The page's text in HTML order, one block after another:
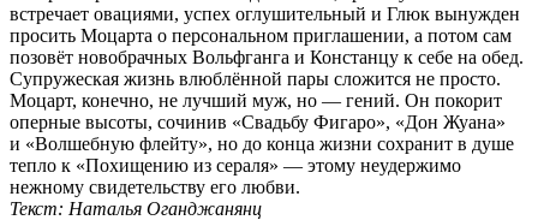
встречает овациями, успех оглушительный и Глюк вынужден
просить Моцарта о персональном приглашении, а потом сам
позовёт новобрачных Вольфганга и Констанцу к себе на обед.
Супружеская жизнь влюблённой пары сложится не просто.
Моцарт, конечно, не лучший муж, но — гений. Он покорит
оперные высоты, сочинив «Свадьбу Фигаро», «Дон Жуана»
и «Волшебную флейту», но до конца жизни сохранит в душе
тепло к «Похищению из сераля» — этому неудержимо
нежному свидетельству его любви.
Текст: Наталья Оганджанянц